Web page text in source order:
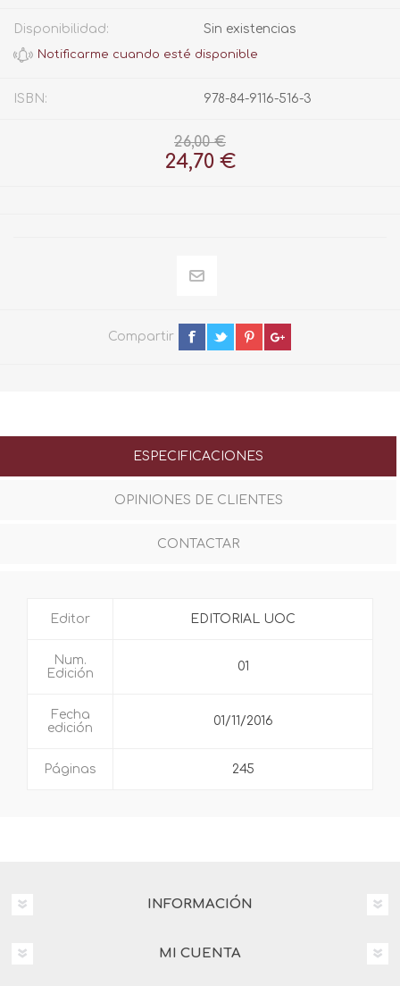
Disponibilidad: Sin existencias
ISBN: 978-84-9116-516-3
26,00 €
24,70 €
Compartir
ESPECIFICACIONES
OPINIONES DE CLIENTES
CONTACTAR
Editor EDITORIAL UOC
Num.
Edición
01
Fecha
edición
01/11/2016
Páginas 245
INFORMACIÓN
MI CUENTA